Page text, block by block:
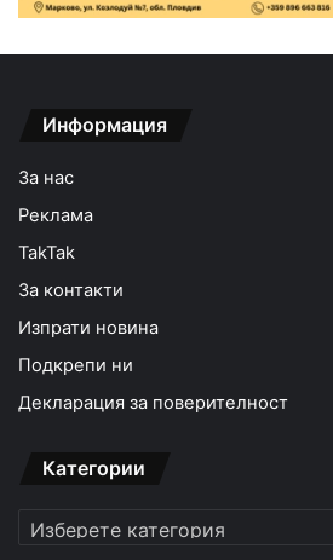
Информация
За нас
Реклама
TakTak
За контакти
Изпрати новина
Подкрепи ни
Декларация за поверителност
Категории
Категории